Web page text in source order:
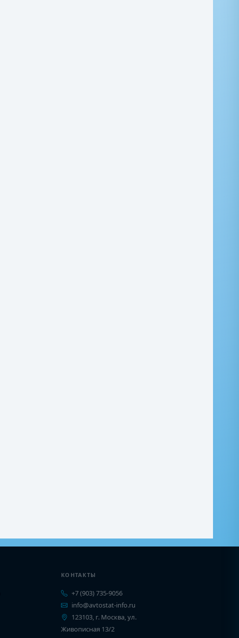
КОНТАКТЫ
+7 (903) 735-9056
info@avtostat-info.ru
123103, г. Москва, ул.
Живописная 13/2